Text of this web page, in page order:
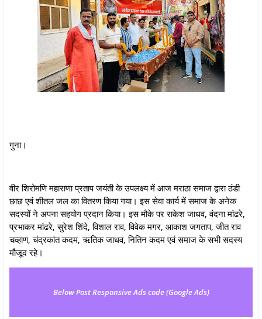
गुना।
वीर शिरोमणि महाराणा प्रताप जयंती के उपलक्ष्य में आज मराठा समाज द्वारा ठंडी
छाछ एवं शीतल जल का वितरण किया गया। इस सेवा कार्य में समाज के अनेक
सदस्यों ने अपना सहयोग प्रदान किया। इस मौके पर राकेश जाधव, वंदना मांढरे,
प्रभाकर मांढरे, सुरेश शिंदे, विशाल राव, विवेक मगर, आकाश जगताप, जीत राव
चव्हाण, चंद्रकांत कदम, ऋतिक जाधव, नितिन कदम एवं समाज के सभी सदस्य
मौजूद रहे।
Below Post Responsive Ads code (Google Ads)